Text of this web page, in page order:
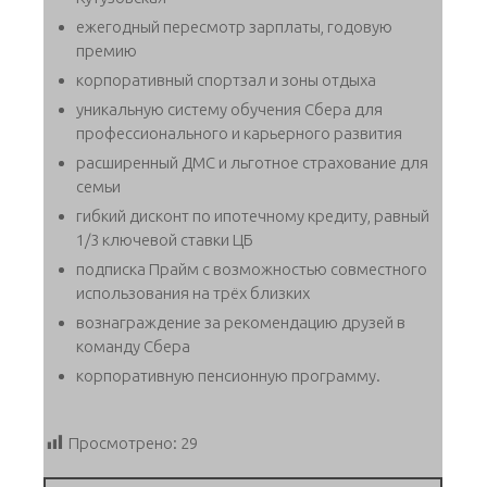
ежегодный пересмотр зарплаты, годовую
премию
корпоративный спортзал и зоны отдыха
уникальную систему обучения Сбера для
профессионального и карьерного развития
расширенный ДМС и льготное страхование для
семьи
гибкий дисконт по ипотечному кредиту, равный
1/3 ключевой ставки ЦБ
подписка Прайм с возможностью совместного
использования на трёх близких
вознаграждение за рекомендацию друзей в
команду Сбера
корпоративную пенсионную программу.
Просмотрено: 29